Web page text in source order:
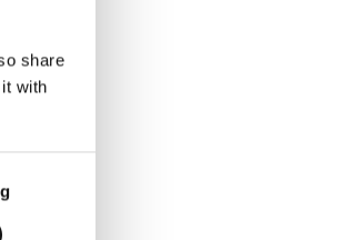
share
with